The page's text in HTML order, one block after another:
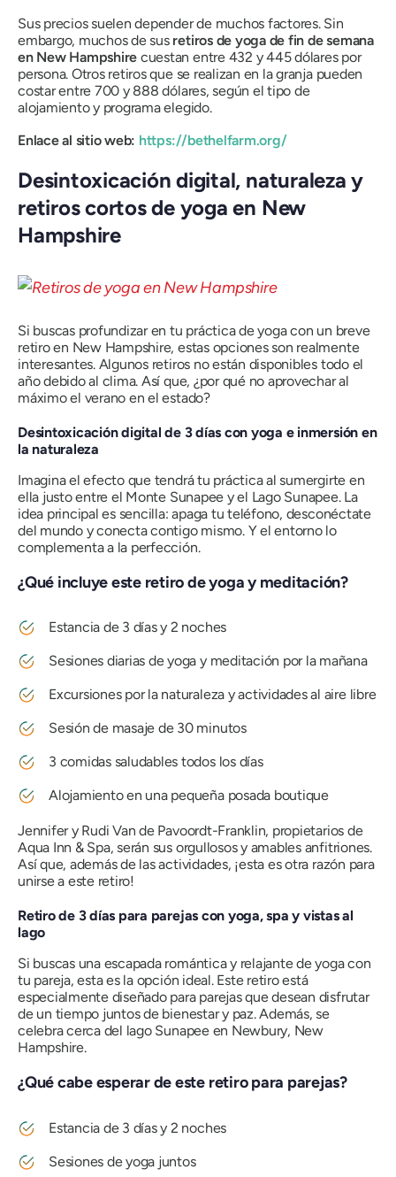
Sus precios suelen depender de muchos factores. Sin
embargo, muchos de sus retiros de yoga de fin de semana
en New Hampshire cuestan entre 432 y 445 dólares por
persona. Otros retiros que se realizan en la granja pueden
costar entre 700 y 888 dólares, según el tipo de
alojamiento y programa elegido.
Enlace al sitio web: https://bethelfarm.org/
Desintoxicación digital, naturaleza y
retiros cortos de yoga en New
Hampshire
Si buscas profundizar en tu práctica de yoga con un breve
retiro en New Hampshire, estas opciones son realmente
interesantes. Algunos retiros no están disponibles todo el
año debido al clima. Así que, ¿por qué no aprovechar al
máximo el verano en el estado?
Desintoxicación digital de 3 días con yoga e inmersión en
la naturaleza
Imagina el efecto que tendrá tu práctica al sumergirte en
ella justo entre el Monte Sunapee y el Lago Sunapee. La
idea principal es sencilla: apaga tu teléfono, desconéctate
del mundo y conecta contigo mismo. Y el entorno lo
complementa a la perfección.
¿Qué incluye este retiro de yoga y meditación?
Estancia de 3 días y 2 noches
Sesiones diarias de yoga y meditación por la mañana
Excursiones por la naturaleza y actividades al aire libre
Sesión de masaje de 30 minutos
3 comidas saludables todos los días
Alojamiento en una pequeña posada boutique
Jennifer y Rudi Van de Pavoordt-Franklin, propietarios de
Aqua Inn & Spa, serán sus orgullosos y amables anfitriones.
Así que, además de las actividades, ¡esta es otra razón para
unirse a este retiro!
Retiro de 3 días para parejas con yoga, spa y vistas al
lago
Si buscas una escapada romántica y relajante de yoga con
tu pareja, esta es la opción ideal. Este retiro está
especialmente diseñado para parejas que desean disfrutar
de un tiempo juntos de bienestar y paz. Además, se
celebra cerca del lago Sunapee en Newbury, New
Hampshire.
¿Qué cabe esperar de este retiro para parejas?
Estancia de 3 días y 2 noches
Sesiones de yoga juntos